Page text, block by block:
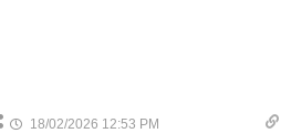
18/02/2026 12:53 PM